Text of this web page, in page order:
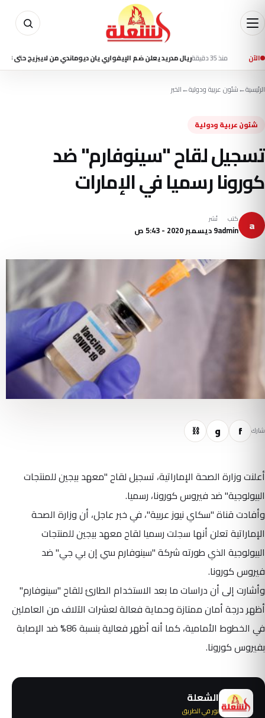
الآن
منذ 35 دقيقة ريال مدريد يعلن ضم الإيفواري يان ديوماندي من لايبزيج حتى 2033
الرئيسية←شئون عربية ودولية←الخبر
شئون عربية ودولية
تسجيل لقاح "سينوفارم" ضد
كورونا رسميا في الإمارات
a كتب
admin
نُشر
9 ديسمبر 2020 - 5:43 ص
شارك f و ⛓
أعلنت وزارة الصحة الإماراتية، تسجيل لقاح "معهد بيجين للمنتجات
البيولوجية" ضد فيروس كورونا، رسميا.
وأفادت قناة "سكاي نيوز عربية"، في خبر عاجل، أن وزارة الصحة
الإماراتية تعلن أنها سجلت رسميا لقاح معهد بيجين للمنتجات
البيولوجية الذي طورته شركة "سينوفارم سي إن بي جي" ضد
فيروس كورونا.
وأشارت إلى أن دراسات ما بعد الاستخدام الطارئ للقاح "سينوفارم"
أظهر درجة أمان ممتازة وحماية فعالة لعشرات الآلاف من العاملين
في الخطوط الأمامية، كما أنه أظهر فعالية بنسبة 86% ضد الإصابة
بفيروس كورونا.
الشعلة
نور في الطريق